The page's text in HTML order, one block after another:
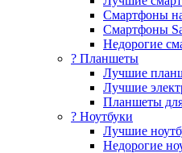
Смартфоны
Смартфоны
Недорогие
? Планшеты
Лучшие
Лучшие
Планшеты
? Ноутбуки
Лучшие
Недорогие